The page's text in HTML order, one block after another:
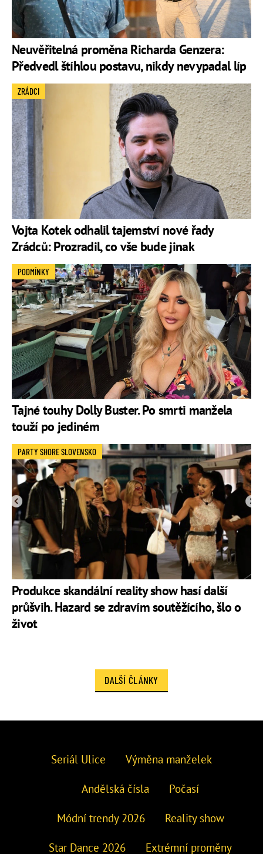
Neuvěřitelná proměna Richarda Genzera:
Předvedl štíhlou postavu, nikdy nevypadal líp
Vojta Kotek odhalil tajemství nové řady
Zrádců: Prozradil, co vše bude jinak
ZRÁDCI
Tajné touhy Dolly Buster. Po smrti manžela
touží po jediném
PODMÍNKY
Produkce skandální reality show hasí další
průšvih. Hazard se zdravím soutěžícího, šlo o
život
PARTY SHORE SLOVENSKO
DALŠÍ ČLÁNKY
Seriál Ulice Výměna manželek
Andělská čísla Počasí
Módní trendy 2026 Reality show
Star Dance 2026 Extrémní proměny